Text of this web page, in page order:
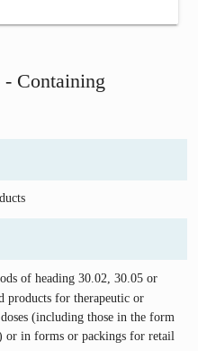
- Containing
of heading 30.02, 30.05 or
products for therapeutic or
(including those in the form
or in forms or packings for retail